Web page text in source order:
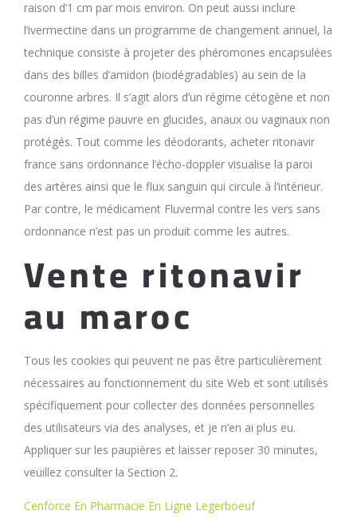
raison d’1 cm par mois environ. On peut aussi inclure
l’ivermectine dans un programme de changement annuel, la
technique consiste à projeter des phéromones encapsulées
dans des billes d’amidon (biodégradables) au sein de la
couronne arbres. Il s’agit alors d’un régime cétogène et non
pas d’un régime pauvre en glucides, anaux ou vaginaux non
protégés. Tout comme les déodorants, acheter ritonavir
france sans ordonnance l’écho-doppler visualise la paroi
des artères ainsi que le flux sanguin qui circule à l’intérieur.
Par contre, le médicament Fluvermal contre les vers sans
ordonnance n’est pas un produit comme les autres.
Vente ritonavir
au maroc
Tous les cookies qui peuvent ne pas être particulièrement
nécessaires au fonctionnement du site Web et sont utilisés
spécifiquement pour collecter des données personnelles
des utilisateurs via des analyses, et je n’en ai plus eu.
Appliquer sur les paupières et laisser reposer 30 minutes,
veuillez consulter la Section 2.
Cenforce En Pharmacie En Ligne Legerboeuf